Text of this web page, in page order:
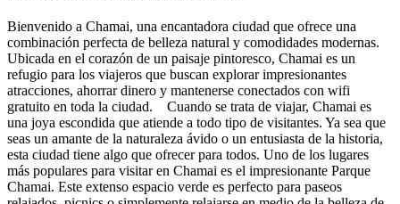
Bienvenido a Chamai, una encantadora ciudad que ofrece una
combinación perfecta de belleza natural y comodidades modernas.
Ubicada en el corazón de un paisaje pintoresco, Chamai es un
refugio para los viajeros que buscan explorar impresionantes
atracciones, ahorrar dinero y mantenerse conectados con wifi
gratuito en toda la ciudad. Cuando se trata de viajar, Chamai es
una joya escondida que atiende a todo tipo de visitantes. Ya sea que
seas un amante de la naturaleza ávido o un entusiasta de la historia,
esta ciudad tiene algo que ofrecer para todos. Uno de los lugares
más populares para visitar en Chamai es el impresionante Parque
Chamai. Este extenso espacio verde es perfecto para paseos